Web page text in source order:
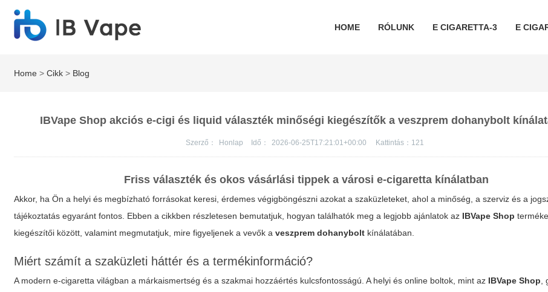
HOME RÓLUNK E CIGARETTA-3 E
Home >Cikk > Blog
IBVape Shop akciós e-cigi és liquid választék minőségi kiegészítők a veszprem dohanybolt
Szerző： Honlap Idő： 2026-06-25T17:21:01+00:00 Kattintás： 121
Friss választék és okos vásárlási tippek a városi e-cigaretta kínálatban
Akkor, ha Ön a helyi és megbízható forrásokat keresi, érdemes végigböngészni azokat a szaküzleteket, ahol a minőség, a szerviz és a
tájékoztatás egyaránt fontos. Ebben a cikkben részletesen bemutatjuk, hogyan találhatók meg a legjobb ajánlatok az IBVape Shop
kiegészítői között, valamint megmutatjuk, mire figyeljenek a vevők aveszprem dohanybolt kínálatában.
Miért számít a szaküzleti háttér és a termékinformáció?
A modern e-cigaretta világban a márkaismertség és a szakmai hozzáértés kulcsfontosságú. A helyi és online boltok, mint az IBVape Shop